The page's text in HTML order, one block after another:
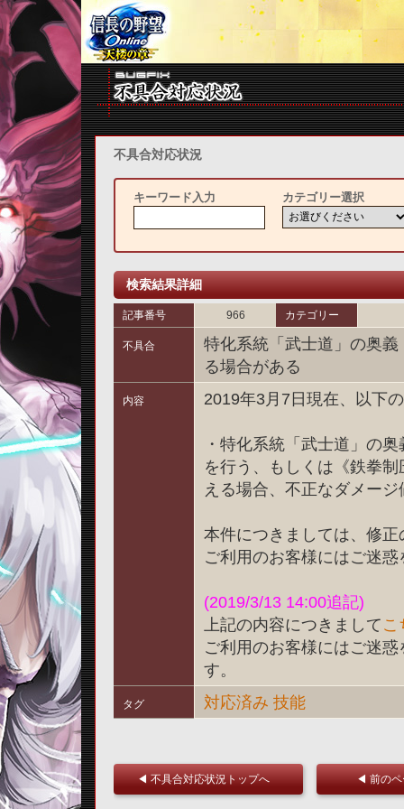
不具合対応状況
キーワード入力 カテゴリー選択
検索結果詳細
記事番号 966 カテゴリー
不具合
特化系統「武士道」の奥
る場合がある
内容 2019年3月7日現在、以下
・特化系統「武士道」の
を行う、もしくは《鉄拳
える場合、不正なダメー
本件につきましては、修
ご利用のお客様にはご迷
(2019/3/13 14:00追記)
上記の内容につきましてこ
ご利用のお客様にはご迷
す。
タグ 対応済み 技能
◀ 不具合対応状況トップへ ◀ 前の